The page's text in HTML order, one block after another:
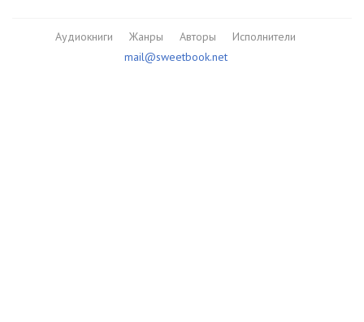
Аудиокниги Жанры Авторы
Исполнители
mail@sweetbook.net